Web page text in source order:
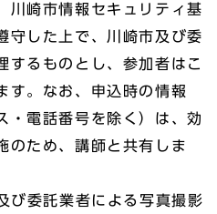
川崎市情報セキュリティ基
守した上で、川崎市及び委
するものとし、参加者はこ
す。なお、申込時の情報
・電話番号を除く）は、効
のため、講師と共有しま
び委託業者による写真撮影